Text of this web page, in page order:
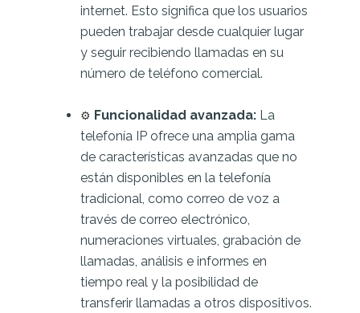
internet. Esto significa que los usuarios
pueden trabajar desde cualquier lugar
y seguir recibiendo llamadas en su
número de teléfono comercial.
⚙️ Funcionalidad avanzada: La
telefonía IP ofrece una amplia gama
de características avanzadas que no
están disponibles en la telefonía
tradicional, como correo de voz a
través de correo electrónico,
numeraciones virtuales, grabación de
llamadas, análisis e informes en
tiempo real y la posibilidad de
transferir llamadas a otros dispositivos.